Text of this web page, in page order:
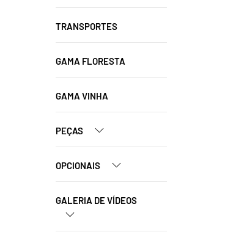
TRANSPORTES
GAMA FLORESTA
GAMA VINHA
PEÇAS
OPCIONAIS
GALERIA DE VÍDEOS